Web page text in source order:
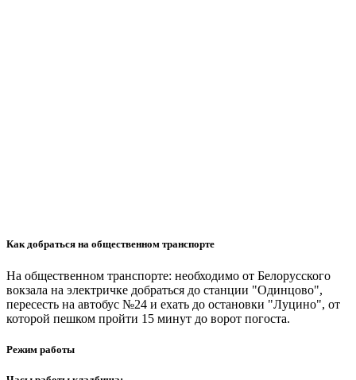
Как добраться на общественном транспорте
На общественном транспорте: необходимо от Белорусского
вокзала на электричке добраться до станции "Одинцово",
пересесть на автобус №24 и ехать до остановки "Луцино", от
которой пешком пройти 15 минут до ворот погоста.
Режим работы